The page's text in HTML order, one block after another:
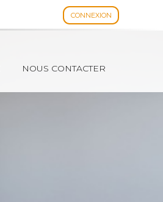
CONNEXION
NOUS CONTACTER